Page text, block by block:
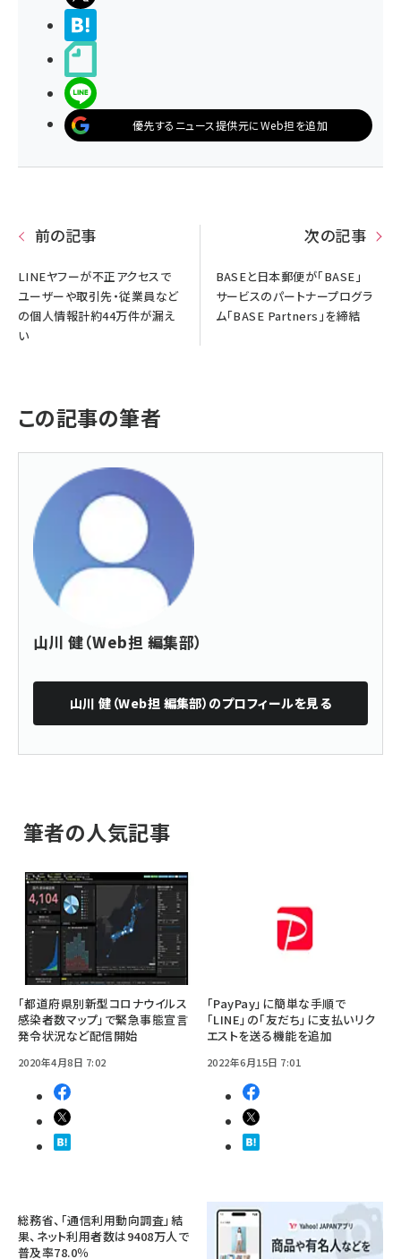
優先するニュース提供元にWeb担を追加
前の記事
LINEヤフーが不正アクセスで
ユーザーや取引先・従業員など
の個人情報計約44万件が漏え
い
次の記事
BASEと日本郵便が「BASE」
サービスのパートナープログラ
ム「BASE Partners」を締結
この記事の筆者
山川 健（Web担 編集部）
山川 健（Web担 編集部） のプロフィールを見る
筆者の人気記事
「都道府県別新型コロナウイルス
感染者数マップ」で緊急事態宣言
発令状況など配信開始
2020年4月8日 7:02
「PayPay」に簡単な手順で
「LINE」の「友だち」に支払いリク
エストを送る機能を追加
2022年6月15日 7:01
総務省、「通信利用動向調査」結
果、ネット利用者数は9408万人で
普及率78.0％